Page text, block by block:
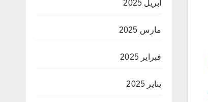
أبريل 2025
مارس 2025
فبراير 2025
يناير 2025